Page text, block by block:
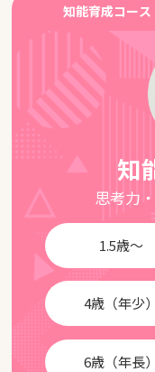
知能育成コース
知
思考力
1.5歳～
4歳（年少）
6歳（年長）